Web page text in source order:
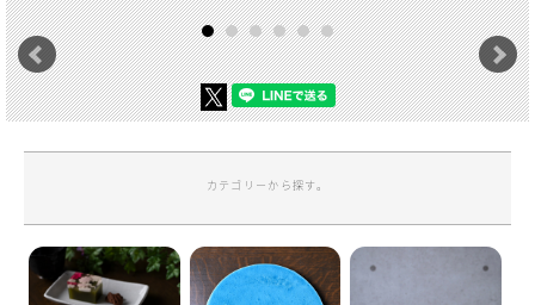
カテゴリーから探す。